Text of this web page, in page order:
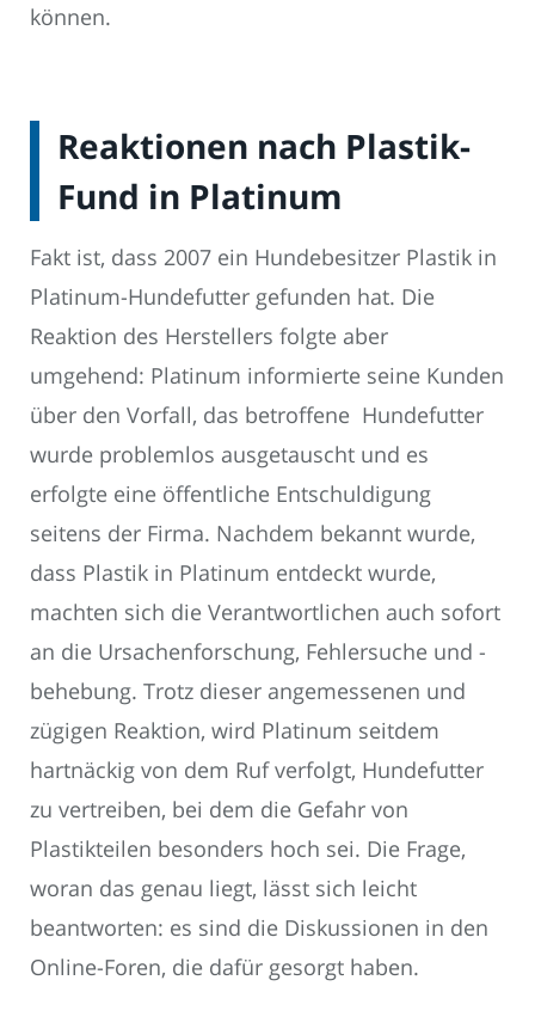
können.
Reaktionen nach Plastik-
Fund in Platinum
Fakt ist, dass 2007 ein Hundebesitzer Plastik in
Platinum-Hundefutter gefunden hat. Die
Reaktion des Herstellers folgte aber
umgehend: Platinum informierte seine Kunden
über den Vorfall, das betroffene Hundefutter
wurde problemlos ausgetauscht und es
erfolgte eine öffentliche Entschuldigung
seitens der Firma. Nachdem bekannt wurde,
dass Plastik in Platinum entdeckt wurde,
machten sich die Verantwortlichen auch sofort
an die Ursachenforschung, Fehlersuche und -
behebung. Trotz dieser angemessenen und
zügigen Reaktion, wird Platinum seitdem
hartnäckig von dem Ruf verfolgt, Hundefutter
zu vertreiben, bei dem die Gefahr von
Plastikteilen besonders hoch sei. Die Frage,
woran das genau liegt, lässt sich leicht
beantworten: es sind die Diskussionen in den
Online-Foren, die dafür gesorgt haben.